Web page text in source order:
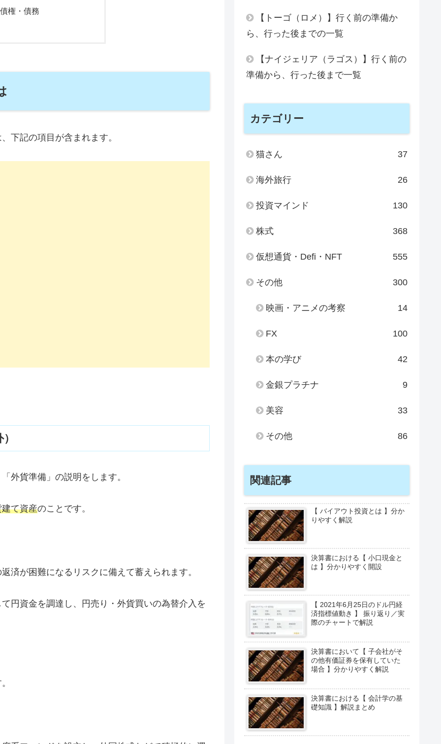
権・債務
下記の項目が含まれます。
外貨準備」の説明をします。
て資産のことです。
済が困難になるリスクに備えて蓄えられます。
円資金を調達し、円売り・外貨買いの為替介入を
【トーゴ（ロメ）】行く前の準備か
ら、行った後までの一覧
【ナイジェリア（ラゴス）】行く前の
準備から、行った後まで一覧
カテゴリー
猫さん 37
海外旅行 26
投資マインド 130
株式 368
仮想通貨・Defi・NFT 555
その他 300
映画・アニメの考察 14
FX 100
本の学び 42
金銀プラチナ 9
美容 33
その他 86
関連記事
【 バイアウト投資とは 】分か
りやすく解説
決算書における【 小口現金と
は 】分かりやすく開設
【 2021年6月25日のドル円経
済指標値動き 】 振り返り／実
際のチャートで解説
決算書において【 子会社がそ
の他有価証券を保有していた
場合 】分かりやすく解説
決算書における【 会計学の基
礎知識 】解説まとめ